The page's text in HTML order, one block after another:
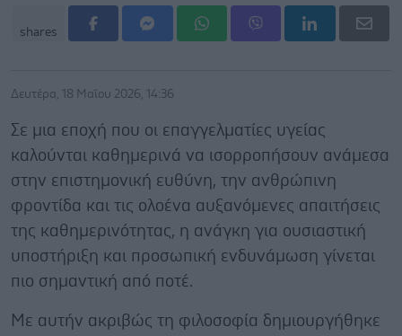
shares
Δευτέρα, 18 Μαΐου 2026, 14:36
Σε μια εποχή που οι επαγγελματίες υγείας
καλούνται καθημερινά να ισορροπήσουν ανάμεσα
στην επιστημονική ευθύνη, την ανθρώπινη
φροντίδα και τις ολοένα αυξανόμενες απαιτήσεις
της καθημερινότητας, η ανάγκη για ουσιαστική
υποστήριξη και προσωπική ενδυνάμωση γίνεται
πιο σημαντική από ποτέ.
Με αυτήν ακριβώς τη φιλοσοφία δημιουργήθηκε